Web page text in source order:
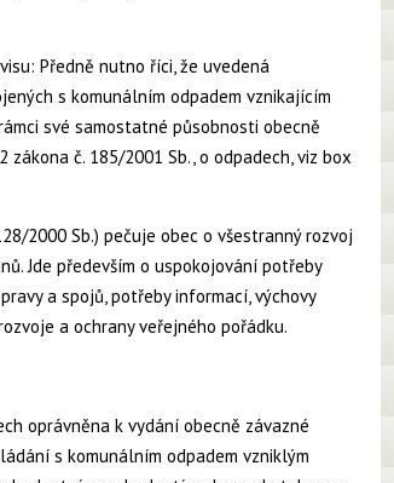
Předně nutno říci, že uvedená
s komunálním odpadem vznikajícím
své samostatné působnosti obecně
zákona č. 185/2001 Sb., o odpadech, viz box
2000 Sb.) pečuje obec o všestranný rozvoj
Jde především o uspokojování potřeby
a spojů, potřeby informací, výchovy
a ochrany veřejného pořádku.
oprávněna k vydání obecně závazné
s komunálním odpadem vzniklým